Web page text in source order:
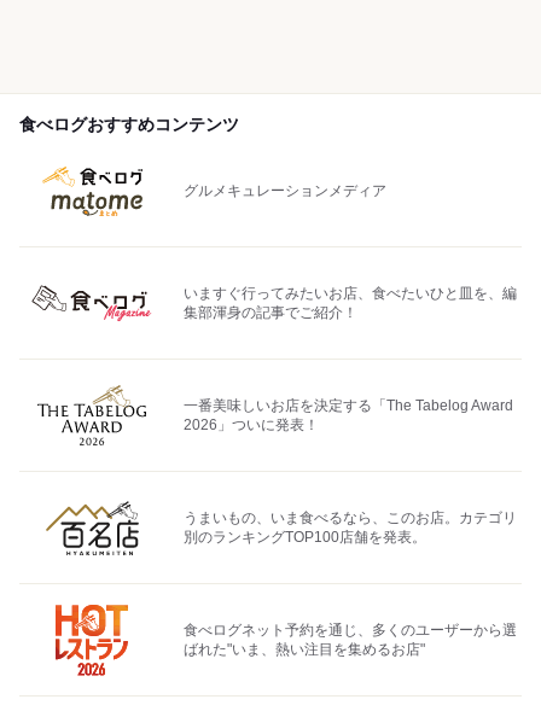
食べログおすすめコンテンツ
グルメキュレーションメディア
いますぐ行ってみたいお店、食べたいひと皿を、編
集部渾身の記事でご紹介！
一番美味しいお店を決定する「The Tabelog Award
2026」ついに発表！
うまいもの、いま食べるなら、このお店。カテゴリ
別のランキングTOP100店舗を発表。
食べログネット予約を通じ、多くのユーザーから選
ばれた"いま、熱い注目を集めるお店"